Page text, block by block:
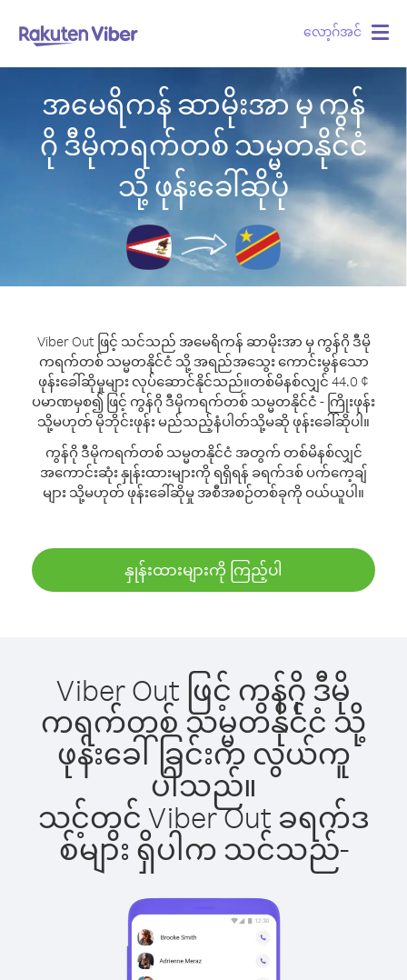
လော့ဂ်အင်
အမေရိကန် ဆာမိုးအာ မှ ကွန်
ဂို ဒီမိုကရက်တစ် သမ္မတနိုင်ငံ
သို့ ဖုန်းခေါ်ဆိုပုံ
Viber Out ဖြင့် သင်သည် အမေရိကန် ဆာမိုးအာ မှ ကွန်ဂို ဒီမို
ကရက်တစ် သမ္မတနိုင်ငံ သို့ အရည်အသွေး ကောင်းမွန်သော
ဖုန်းခေါ်ဆိုမှုများ လုပ်ဆောင်နိုင်သည်။တစ်မိနစ်လျှင် 44.0 ¢
ပမာဏမှစ၍ ဖြင့် ကွန်ဂို ဒီမိုကရက်တစ် သမ္မတနိုင်ငံ - ကြိုးဖုန်း
သို့မဟုတ် မိုဘိုင်းဖုန်း မည်သည့်နံပါတ်သို့မဆို ဖုန်းခေါ်ဆိုပါ။
ကွန်ဂို ဒီမိုကရက်တစ် သမ္မတနိုင်ငံ အတွက် တစ်မိနစ်လျှင်
အကောင်းဆုံး နှုန်းထားများကို ရရှိရန် ခရက်ဒစ် ပက်ကေ့ချ်
များ သို့မဟုတ် ဖုန်းခေါ်ဆိုမှု အစီအစဉ်တစ်ခုကို ဝယ်ယူပါ။
နှုန်းထားများကို ကြည့်ပါ
Viber Out ဖြင့် ကွန်ဂို ဒီမို
ကရက်တစ် သမ္မတနိုင်ငံ သို့
ဖုန်းခေါ်ခြင်းက လွယ်ကူ
ပါသည်။
သင့်တွင် Viber Out ခရက်ဒ
စ်များ ရှိပါက သင်သည်-